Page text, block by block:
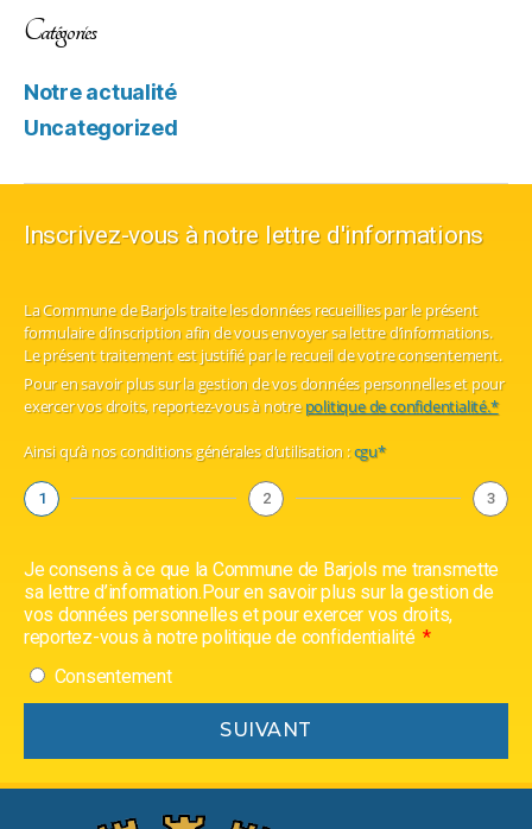
Catégories
Notre actualité
Uncategorized
Inscrivez-vous à notre lettre d'informations
La Commune de Barjols traite les données recueillies par le présent
formulaire d’inscription afin de vous envoyer sa lettre d’informations.
Le présent traitement est justifié par le recueil de votre consentement.
Pour en savoir plus sur la gestion de vos données personnelles et pour
exercer vos droits, reportez-vous à notrepolitique de confidentialité.*
Ainsi qu’à nos conditions générales d’utilisation :cgu*
1 2 3
Je consens à ce que la Commune de Barjols me transmette
sa lettre d’information.Pour en savoir plus sur la gestion de
vos données personnelles et pour exercer vos droits,
reportez-vous à notre politique de confidentialité
Consentement
SUIVANT